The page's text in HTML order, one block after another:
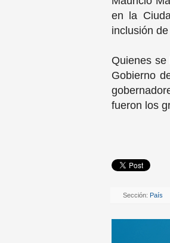
en la
inclusión
Quienes
Gobierno
fueron los
Sección: País